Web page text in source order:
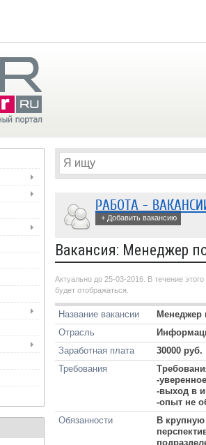
РАБОТА -
+ Добавить вакансию
Вакансия: Менеджер
Актуально до 25-03-2016. В течение
будет отображаться.
Название вакансии
Менеджер
Отрасль
Заработная плата
30000 руб.
Требования
-
-выход в
-опыт не
Обязанности
В